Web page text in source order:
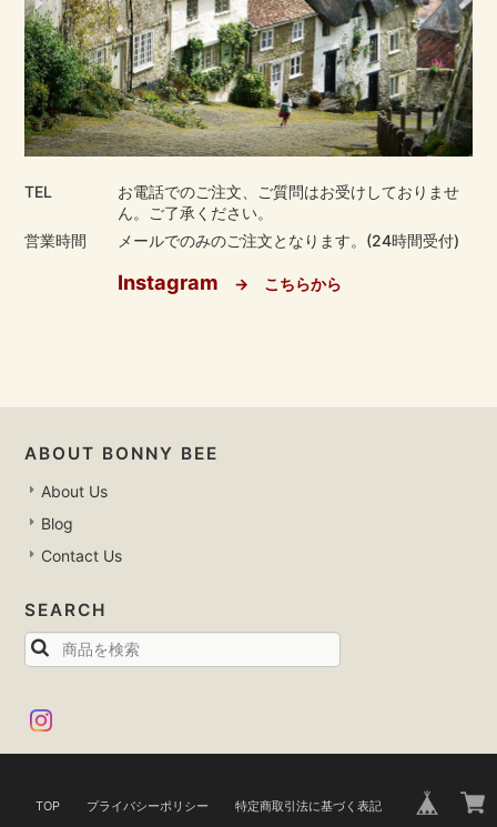
TEL
お電話でのご注文、ご質問はお受けしておりませ
ん。ご了承ください。
営業時間
メールでのみのご注文となります。(24時間受付)
Instagram → こちらから
ABOUT BONNY BEE
About Us
Blog
Contact Us
SEARCH
TOP プライバシーポリシー 特定商取引法に基づく表記